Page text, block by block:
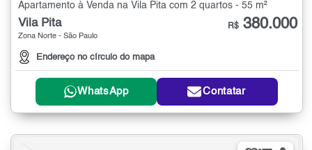
Apartamento à Venda na Vila Pita com 2 quartos - 55 m²
Vila Pita
Zona Norte - São Paulo
Endereço no círculo do mapa
R$ 380.000
WhatsApp Contatar